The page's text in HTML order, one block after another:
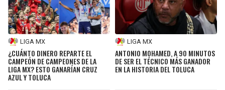
LIGA MX
¿CUÁNTO DINERO REPARTE EL
CAMPEÓN DE CAMPEONES DE LA
LIGA MX? ESTO GANARÍAN CRUZ
AZUL Y TOLUCA
LIGA MX
ANTONIO MOHAMED, A 90 MINUTOS
DE SER EL TÉCNICO MÁS GANADOR
EN LA HISTORIA DEL TOLUCA